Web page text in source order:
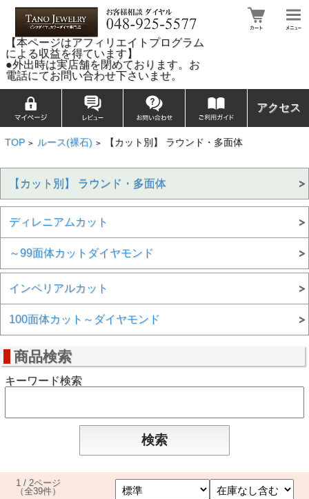
【本ページはアフィリエイトプログラム
による収益を得ています】
●外出時は実店舗を閉めております。お
電話にてお問い合わせ下さいませ。
アクセス
TOP > ルース(裸石) > 【カット別】 ラウンド・多面体
【カット別】 ラウンド・多面体
ディレニアムカット
～99面体カットダイヤモンド
インペリアルカット
100面体カット～ダイヤモンド
商品検索
キーワード検索
1 / 2ページ
（全39件）